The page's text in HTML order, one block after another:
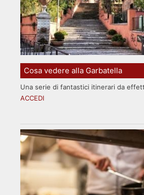
Cosa vedere alla Garbatella
Una serie di fantastici itinerari da
ACCEDI